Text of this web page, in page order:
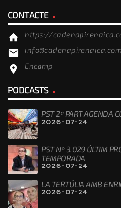
CONTACTE
home https://
email info@cadenapirenaica.com
location_on Encamp
PODCASTS
PST 2ª PART AGENDA
2026-07-24
PST Nº 3.029 ÚLTIM
TEMPORADA
2026-07-24
LA TERTÚLIA AMB
2026-07-24